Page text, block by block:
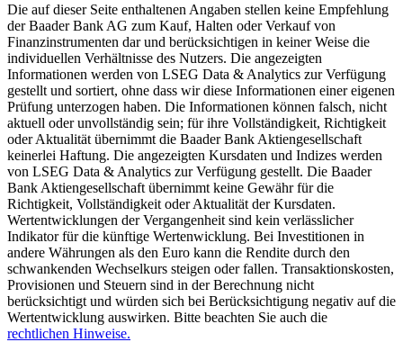
Die auf dieser Seite enthaltenen Angaben stellen keine Empfehlung
der Baader Bank AG zum Kauf, Halten oder Verkauf von
Finanzinstrumenten dar und berücksichtigen in keiner Weise die
individuellen Verhältnisse des Nutzers. Die angezeigten
Informationen werden von LSEG Data & Analytics zur Verfügung
gestellt und sortiert, ohne dass wir diese Informationen einer eigenen
Prüfung unterzogen haben. Die Informationen können falsch, nicht
aktuell oder unvollständig sein; für ihre Vollständigkeit, Richtigkeit
oder Aktualität übernimmt die Baader Bank Aktiengesellschaft
keinerlei Haftung. Die angezeigten Kursdaten und Indizes werden
von LSEG Data & Analytics zur Verfügung gestellt. Die Baader
Bank Aktiengesellschaft übernimmt keine Gewähr für die
Richtigkeit, Vollständigkeit oder Aktualität der Kursdaten.
Wertentwicklungen der Vergangenheit sind kein verlässlicher
Indikator für die künftige Wertenwicklung. Bei Investitionen in
andere Währungen als den Euro kann die Rendite durch den
schwankenden Wechselkurs steigen oder fallen. Transaktionskosten,
Provisionen und Steuern sind in der Berechnung nicht
berücksichtigt und würden sich bei Berücksichtigung negativ auf die
Wertentwicklung auswirken. Bitte beachten Sie auch die
rechtlichen Hinweise.